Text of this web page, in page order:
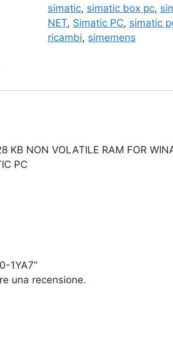
simatic, simatic box pc,
NET, Simatic PC, simatic
ricambi, simemens
KB NON VOLATILE RAM FOR
PC
1YA7”
una recensione.